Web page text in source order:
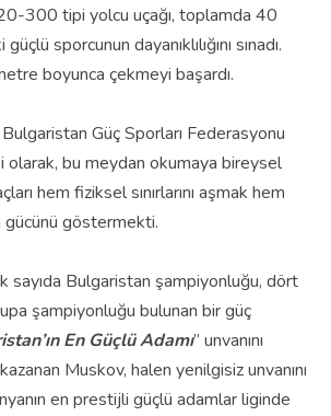
300 tipi yolcu uçağı, toplamda 40
sporcunun dayanıklılığını sınadı.
boyunca çekmeyi başardı.
Güç Sporları Federasyonu
olarak, bu meydan okumaya bireysel
hem fiziksel sınırlarını aşmak hem
gücünü göstermekti.
sayıda Bulgaristan şampiyonluğu, dört
şampiyonluğu bulunan bir güç
En Güçlü Adamı” unvanını
Muskov, halen yenilgisiz unvanını
en prestijli güçlü adamlar liginde